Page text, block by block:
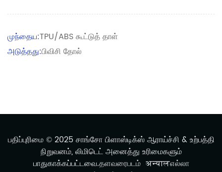
முந்தைய:TPU/ABS கூட்டுத் தாள்
அடுத்தது:பிவிசி தோல்
பதிப்புரிமை © 2025 சாங்சோ பிளாஸ்டிக்ஸ் ஆராய்ச்சி & உற்பத்தி
நிறுவனம், லிமிடெட் அனைத்து உரிமைகளும்
பாதுகாக்கப்பட்டவை.தளவரைபடம்अन्यालஎல்லா